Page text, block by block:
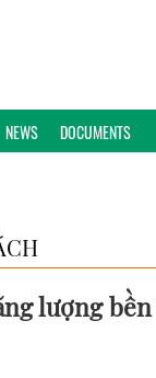
NEWS DOCUMENTS
lượng